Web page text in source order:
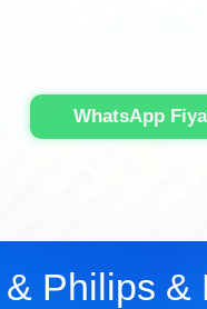
WhatsApp
Philips &